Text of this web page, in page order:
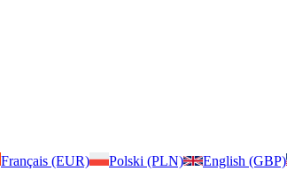
Français (EUR) Polski (PLN) English (GBP)